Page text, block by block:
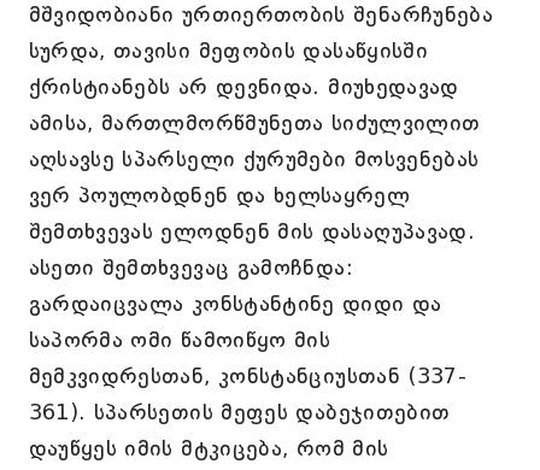
მშვიდობიანი ურთიერთობის შენარჩუნება
სურდა, თავისი მეფობის დასაწყისში
ქრისტიანებს არ დევნიდა. მიუხედავად
ამისა, მართლმორწმუნეთა სიძულვილით
აღსავსე სპარსელი ქურუმები მოსვენებას
ვერ პოულობდნენ და ხელსაყრელ
შემთხვევას ელოდნენ მის დასაღუპავად.
ასეთი შემთხვევაც გამოჩნდა:
გარდაიცვალა კონსტანტინე დიდი და
საპორმა ომი წამოიწყო მის
მემკვიდრესთან, კონსტანციუსთან (337-
361). სპარსეთის მეფეს დაბეჯითებით
დაუწყეს იმის მტკიცება, რომ მის